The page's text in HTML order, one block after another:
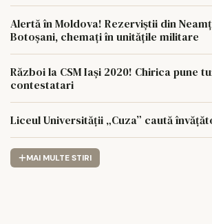
Alertă în Moldova! Rezerviștii din
Botoșani, chemați în unitățile militare
Război la CSM Iași 2020! Chirica pune
contestatari
Liceul Universității „Cuza” caută
MAI MULTE STIRI